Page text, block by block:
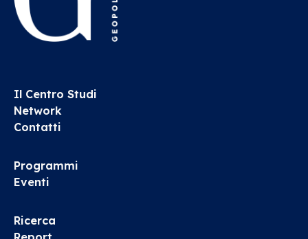
Il Centro Studi
Network
Contatti
Programmi
Eventi
Ricerca